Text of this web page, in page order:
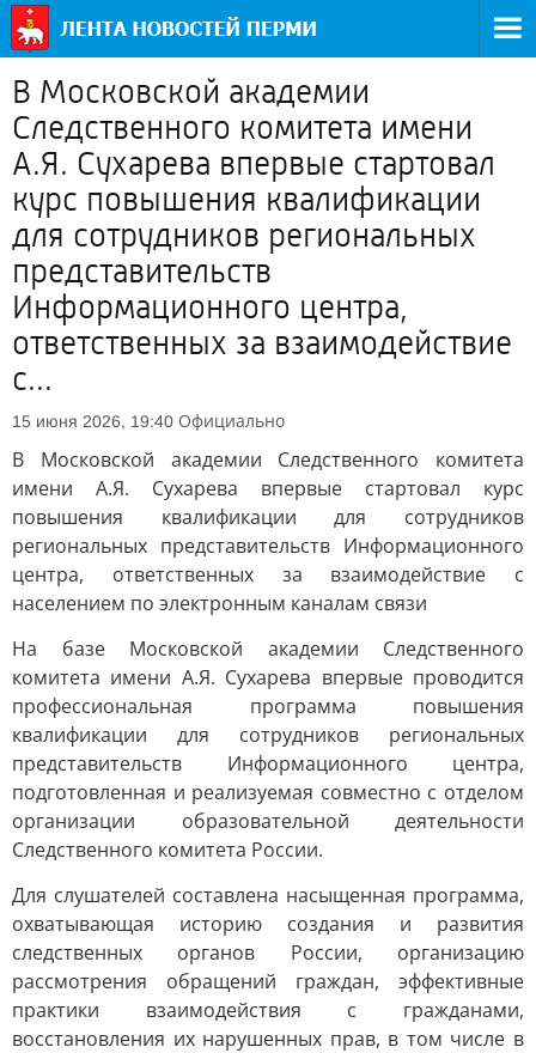
В Московской академии
Следственного комитета имени
А.Я. Сухарева впервые стартовал
курс повышения квалификации
для сотрудников региональных
представительств
Информационного центра,
ответственных за взаимодействие
с...
15 июня 2026, 19:40 Официально
В Московской академии Следственного комитета
имени А.Я. Сухарева впервые стартовал курс
повышения квалификации для сотрудников
региональных представительств Информационного
центра, ответственных за взаимодействие с
населением по электронным каналам связи
На базе Московской академии Следственного
комитета имени А.Я. Сухарева впервые проводится
профессиональная программа повышения
квалификации для сотрудников региональных
представительств Информационного центра,
подготовленная и реализуемая совместно с отделом
организации образовательной деятельности
Следственного комитета России.
Для слушателей составлена насыщенная программа,
охватывающая историю создания и развития
следственных органов России, организацию
рассмотрения обращений граждан, эффективные
практики взаимодействия с гражданами,
восстановления их нарушенных прав, в том числе в